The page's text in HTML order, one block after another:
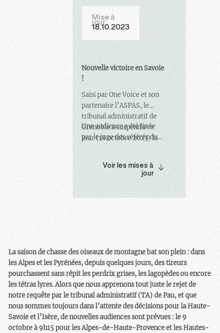
Mise à
jour
18.10.2023
Nouvelle victoire en Savoie
!
Saisi par One Voice et son
partenaire l’ASPAS, le
tribunal administratif de
Grenoble a suspendu ce
jour (18 octobre 2023) la
sont des centaines d’entre
Une audience a été fixée
par le juge des référés du
département des Alpes-
Voir les mises à
jour
La saison de chasse des oiseaux de montagne bat son plein : dans
les Alpes et les Pyrénées, depuis quelques jours, des tireurs
pourchassent sans répit les perdrix grises, les lagopèdes ou encore
les tétras lyres. Alors que nous apprenons tout juste le rejet de
notre requête par le tribunal administratif (TA) de Pau, et que
nous sommes toujours dans l’attente des décisions pour la Haute-
Savoie et l’Isère, de nouvelles audiences sont prévues : le 9
octobre à 9h15 pour les Alpes-de-Haute-Provence et les Hautes-